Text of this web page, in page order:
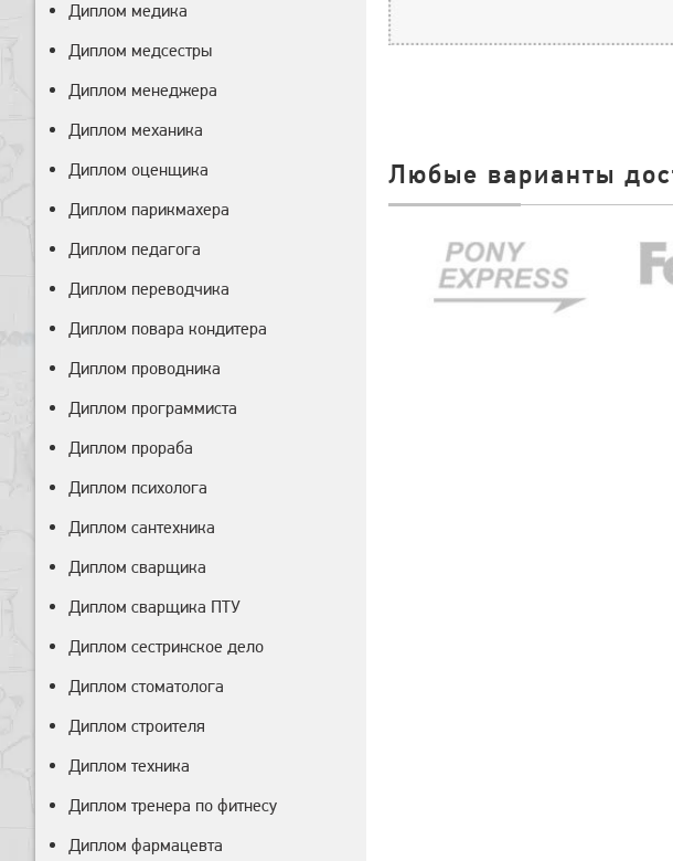
Любые варианты
Диплом медика
Диплом медсестры
Диплом менеджера
Диплом механика
Диплом оценщика
Диплом парикмахера
Диплом педагога
Диплом переводчика
Диплом повара кондитера
Диплом проводника
Диплом программиста
Диплом прораба
Диплом психолога
Диплом сантехника
Диплом сварщика
Диплом сварщика ПТУ
Диплом сестринское дело
Диплом стоматолога
Диплом строителя
Диплом техника
Диплом тренера по фитнесу
Диплом фармацевта